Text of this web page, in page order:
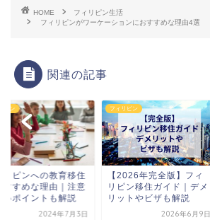
HOME
フィリピン生活
フィリピンがワーケーションにおすすめな理由4選
関連の記事
ピン
年完全版】フィ
ン移住ガイド｜デメ
トやビザも解説
2026年6月9日
フィリピン
老後のフィリピン移住費
用を徹底解説！よくある
疑問や注意点も
2024年2月29日